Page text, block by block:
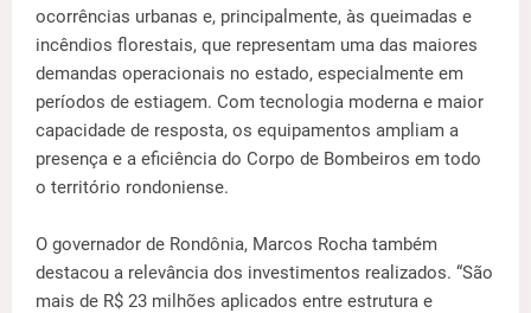
ocorrências urbanas e, principalmente, às queimadas e
incêndios florestais, que representam uma das maiores
demandas operacionais no estado, especialmente em
períodos de estiagem. Com tecnologia moderna e maior
capacidade de resposta, os equipamentos ampliam a
presença e a eficiência do Corpo de Bombeiros em todo
o território rondoniense.
O governador de Rondônia, Marcos Rocha também
destacou a relevância dos investimentos realizados. “São
mais de R$ 23 milhões aplicados entre estrutura e